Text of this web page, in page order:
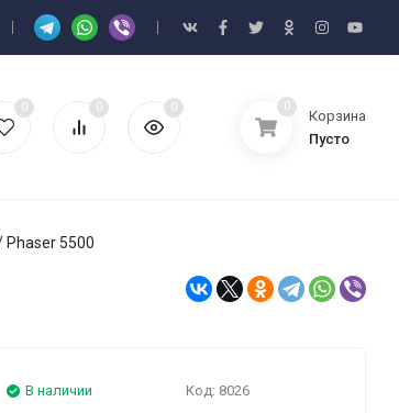
0 0 0 0
Корзина
Пусто
Phaser 5500
В наличии Код: 8026